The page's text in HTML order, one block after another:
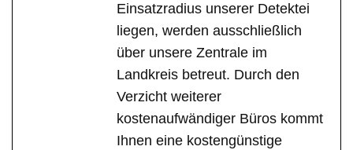
Einsatzradius unserer Detektei
liegen, werden ausschließlich
über unsere Zentrale im
Landkreis betreut. Durch den
Verzicht weiterer
kostenaufwändiger Büros kommt
Ihnen eine kostengünstige